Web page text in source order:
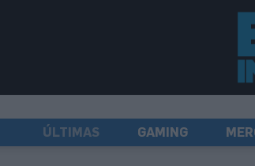
ÚLTIMAS
GAMING